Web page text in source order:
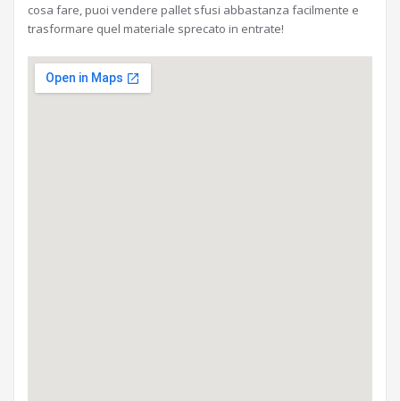
cosa fare, puoi vendere pallet sfusi abbastanza facilmente e
trasformare quel materiale sprecato in entrate!